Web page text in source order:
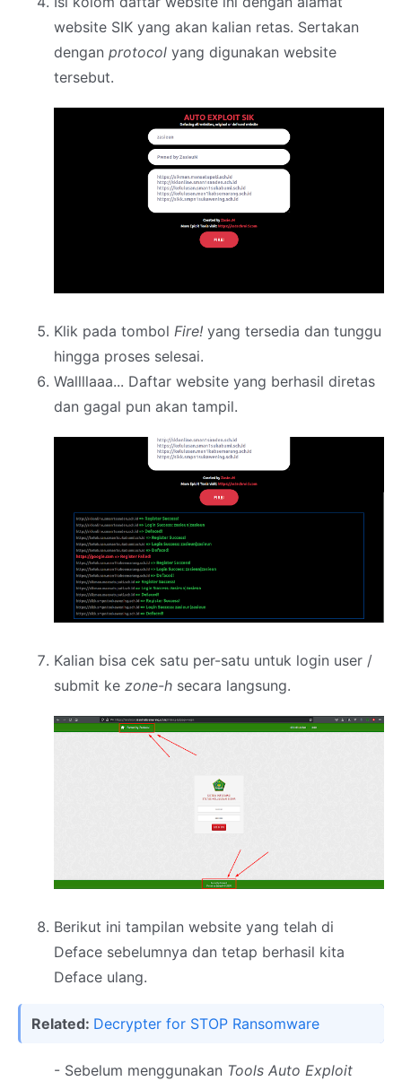
website SIK yang akan kalian retas. Sertakan
dengan protocol yang digunakan website
tersebut.
Klik pada tombol Fire! yang tersedia dan tunggu
hingga proses selesai.
Wallllaaa... Daftar website yang berhasil diretas
dan gagal pun akan tampil.
Kalian bisa cek satu per-satu untuk login user /
submit ke zone-h secara langsung.
Berikut ini tampilan website yang telah di
Deface sebelumnya dan tetap berhasil kita
Deface ulang.
Related: Decrypter for STOP Ransomware
- Sebelum menggunakan Tools Auto Exploit